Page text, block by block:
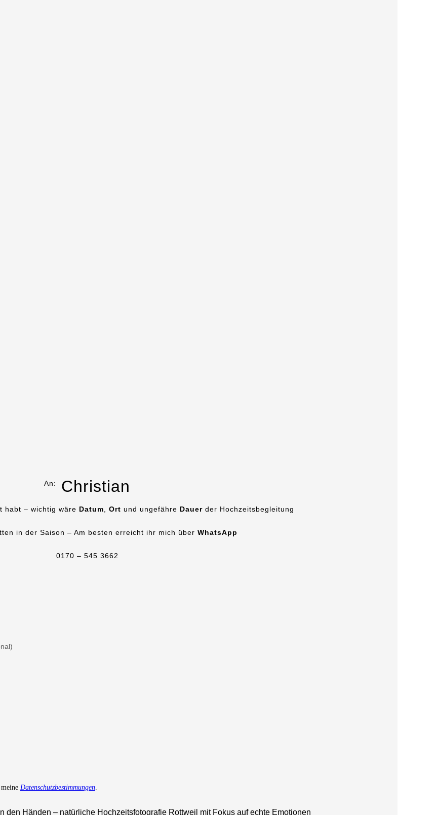
An: Christian
habt – wichtig wäre Datum, Ort und ungefähre Dauer der Hochzeitsbegleitung
in der Saison – Am besten erreicht ihr mich über WhatsApp
0170 – 545 3662
Datenschutzbestimmungen.